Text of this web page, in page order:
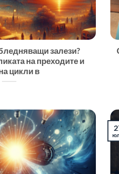
залези?
на преходите и
цикли в